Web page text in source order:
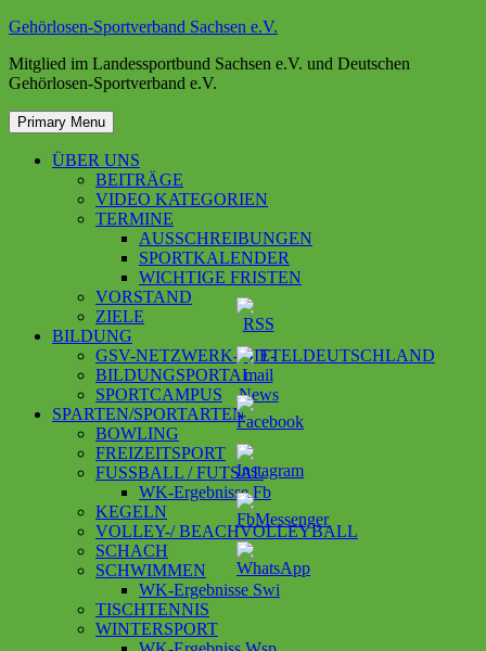
Skip
content
Gehörlosen-Sportverband Sachsen e.V.
Mitglied im Landessportbund Sachsen e.V. und Deutschen
Gehörlosen-Sportverband e.V.
Primary Menu
ÜBER UNS
BEITRÄGE
VIDEO KATEGORIEN
TERMINE
AUSSCHREIBUNGEN
SPORTKALENDER
WICHTIGE FRISTEN
VORSTAND
ZIELE
BILDUNG
GSV-NETZWERK-MITTELDEUTSCHLAND
BILDUNGSPORTAL
SPORTCAMPUS
SPARTEN/SPORTARTEN
BOWLING
FREIZEITSPORT
FUSSBALL / FUTSAL
WK-Ergebnisse Fb
KEGELN
VOLLEY-/ BEACHVOLLEYBALL
SCHACH
SCHWIMMEN
WK-Ergebnisse Swi
TISCHTENNIS
WINTERSPORT